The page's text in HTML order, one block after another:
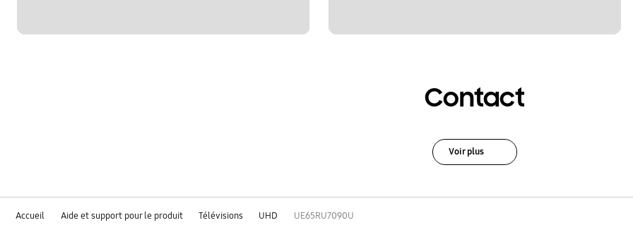
Contact
Voir plus
Accueil Aide et support pour le produit Télévisions UHD UE65RU7090U